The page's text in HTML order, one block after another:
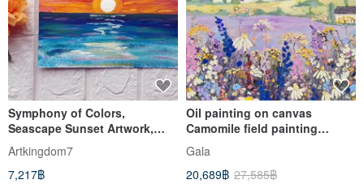
Symphony of Colors,
Seascape Sunset Artwork,
Modern Impressionism
Painting
Artkingdom7
7,217฿
Oil painting on canvas
Camomile field painting
Landscape painting Nature
paintin
Gala
20,689฿ 27,585฿